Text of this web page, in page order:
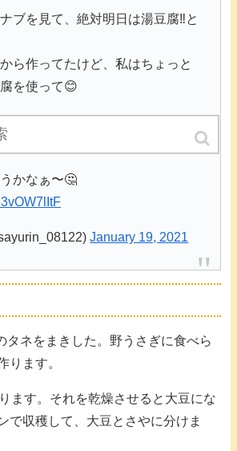
ブを見て、絶対明日は湯豆腐‼️と
ら作ってたけど、私はちょっと
を使って😊
かなぁ〜🤔
January 19, 2021
タネをまきした。野うさぎに食べら
ります。
ます。それを乾燥させると大豆にな
で収穫して、大豆とさやに分けま